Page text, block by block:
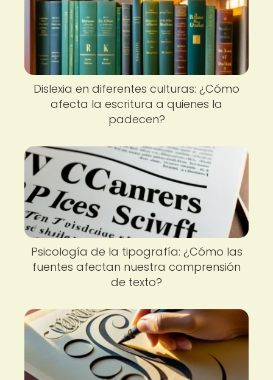
Dislexia en diferentes culturas: ¿Cómo
afecta la escritura a quienes la
padecen?
Psicología de la tipografía: ¿Cómo las
fuentes afectan nuestra comprensión
de texto?